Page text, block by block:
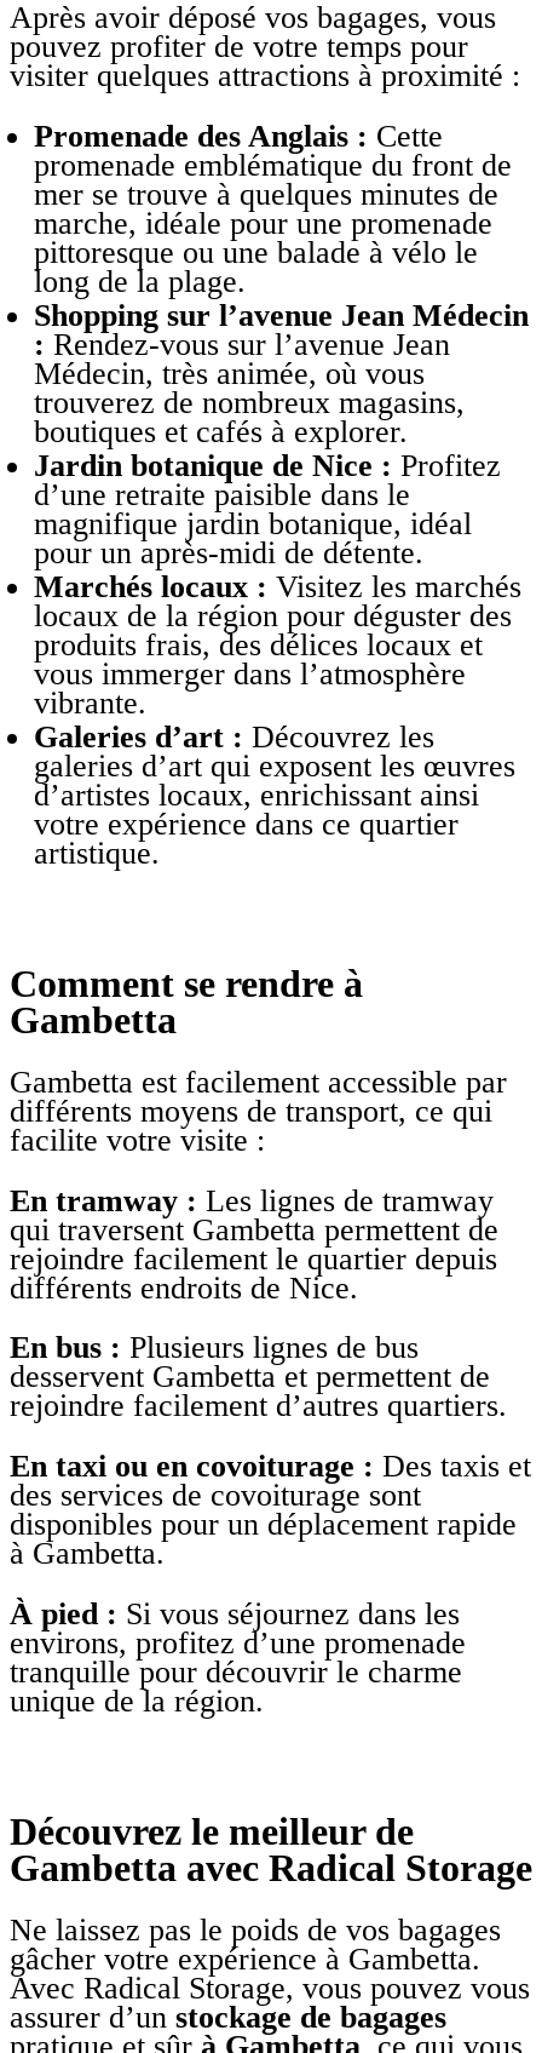
Après avoir déposé vos bagages, vous
pouvez profiter de votre temps pour
visiter quelques attractions à proximité :
Promenade des Anglais : Cette
promenade emblématique du front de
mer se trouve à quelques minutes de
marche, idéale pour une promenade
pittoresque ou une balade à vélo le
long de la plage.
Shopping sur l’avenue Jean Médecin
: Rendez-vous sur l’avenue Jean
Médecin, très animée, où vous
trouverez de nombreux magasins,
boutiques et cafés à explorer.
Jardin botanique de Nice : Profitez
d’une retraite paisible dans le
magnifique jardin botanique, idéal
pour un après-midi de détente.
Marchés locaux : Visitez les marchés
locaux de la région pour déguster des
produits frais, des délices locaux et
vous immerger dans l’atmosphère
vibrante.
Galeries d’art : Découvrez les
galeries d’art qui exposent les œuvres
d’artistes locaux, enrichissant ainsi
votre expérience dans ce quartier
artistique.
Comment se rendre à
Gambetta
Gambetta est facilement accessible par
différents moyens de transport, ce qui
facilite votre visite :
En tramway : Les lignes de tramway
qui traversent Gambetta permettent de
rejoindre facilement le quartier depuis
différents endroits de Nice.
En bus : Plusieurs lignes de bus
desservent Gambetta et permettent de
rejoindre facilement d’autres quartiers.
En taxi ou en covoiturage : Des taxis et
des services de covoiturage sont
disponibles pour un déplacement rapide
à Gambetta.
À pied : Si vous séjournez dans les
environs, profitez d’une promenade
tranquille pour découvrir le charme
unique de la région.
Découvrez le meilleur de
Gambetta avec Radical Storage
Ne laissez pas le poids de vos bagages
gâcher votre expérience à Gambetta.
Avec Radical Storage, vous pouvez vous
assurer d’un stockage de bagages